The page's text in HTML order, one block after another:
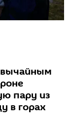
пару из
в горах